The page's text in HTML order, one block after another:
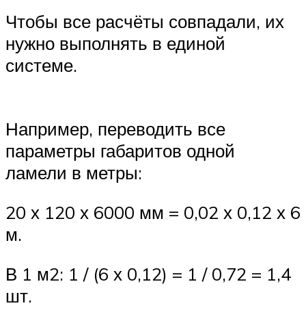
Чтобы все расчёты совпадали, их
нужно выполнять в единой
системе.
Например, переводить все
параметры габаритов одной
ламели в метры:
20 х 120 х 6000 мм = 0,02 х 0,12 х 6
м.
В 1 м2: 1 / (6 х 0,12) = 1 / 0,72 = 1,4
шт.